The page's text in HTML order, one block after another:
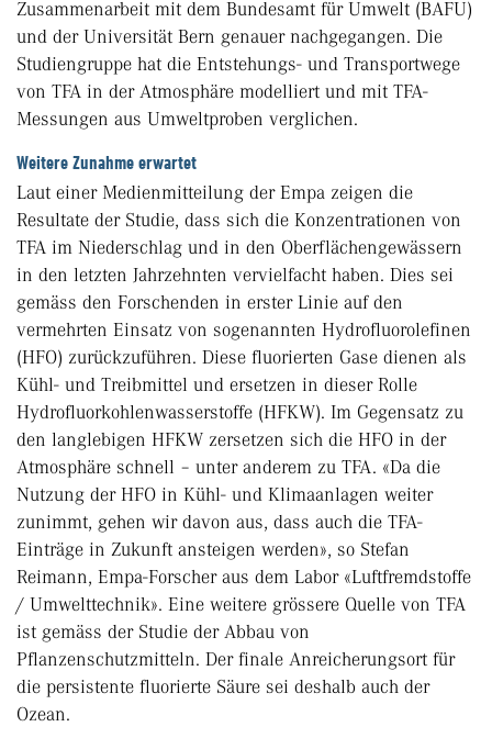
Zusammenarbeit mit dem Bundesamt für Umwelt (BAFU)
und der Universität Bern genauer nachgegangen. Die
Studiengruppe hat die Entstehungs- und Transportwege
von TFA in der Atmosphäre modelliert und mit TFA-
Messungen aus Umweltproben verglichen.
Weitere Zunahme erwartet
Laut einer Medienmitteilung der Empa zeigen die
Resultate der Studie, dass sich die Konzentrationen von
TFA im Niederschlag und in den Oberflächengewässern
in den letzten Jahrzehnten vervielfacht haben. Dies sei
gemäss den Forschenden in erster Linie auf den
vermehrten Einsatz von sogenannten Hydrofluorolefinen
(HFO) zurückzuführen. Diese fluorierten Gase dienen als
Kühl- und Treibmittel und ersetzen in dieser Rolle
Hydrofluorkohlenwasserstoffe (HFKW). Im Gegensatz zu
den langlebigen HFKW zersetzen sich die HFO in der
Atmosphäre schnell – unter anderem zu TFA. «Da die
Nutzung der HFO in Kühl- und Klimaanlagen weiter
zunimmt, gehen wir davon aus, dass auch die TFA-
Einträge in Zukunft ansteigen werden», so Stefan
Reimann, Empa-Forscher aus dem Labor «Luftfremdstoffe
/ Umwelttechnik». Eine weitere grössere Quelle von TFA
ist gemäss der Studie der Abbau von
Pflanzenschutzmitteln. Der finale Anreicherungsort für
die persistente fluorierte Säure sei deshalb auch der
Ozean.